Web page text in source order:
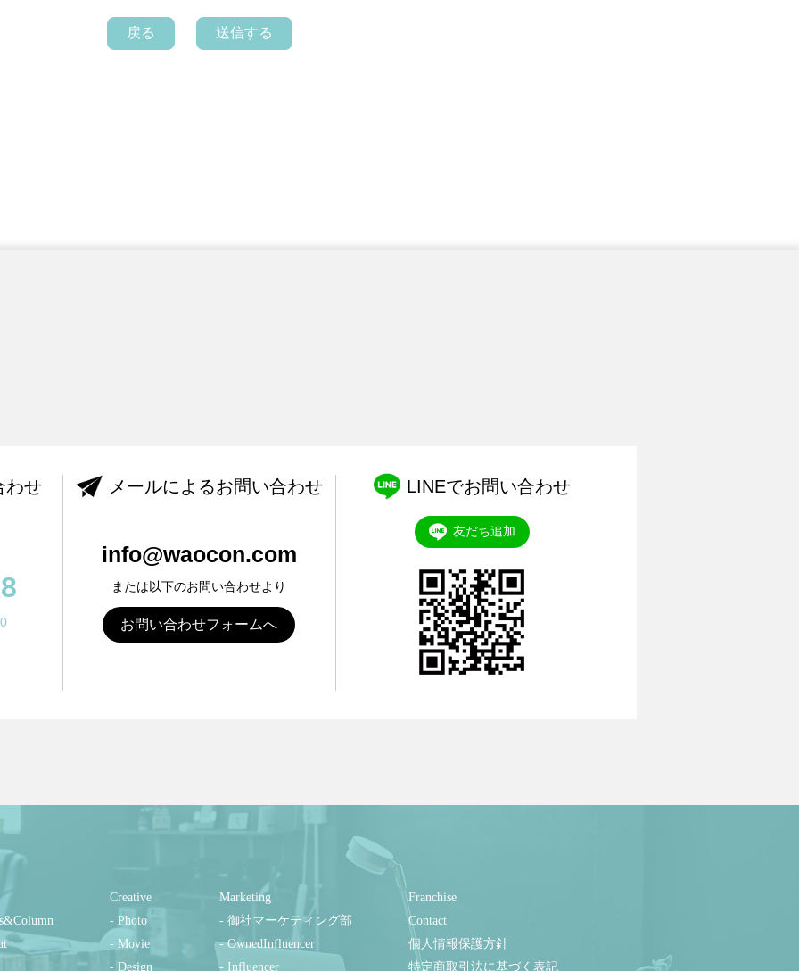
わせ メールによるお問い合わせ
info@waocon.com
または以下のお問い合わせより
お問い合わせフォームへ
LINEでお問い合わせ
友だち追加
Creative
- Photo
- Movie
- Design
Marketing
- 御社マーケティング部
- OwnedInfluencer
- Influencer
Franchise
Contact
個人情報保護方針
特定商取引法に基づく表記